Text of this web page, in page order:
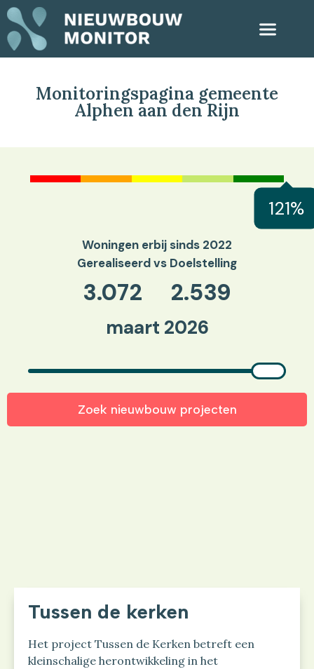
Monitoringspagina gemeente
Alphen aan den Rijn
121%
Woningen erbij sinds 2022
Gerealiseerd vs Doelstelling
3.072 2.539
maart 2026
Zoek nieuwbouw projecten
Tussen de kerken
Het project Tussen de Kerken betreft een
kleinschalige herontwikkeling in het